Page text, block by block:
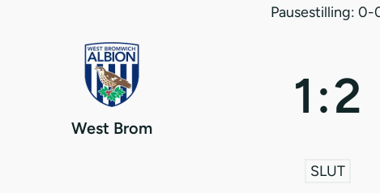
Pausestilling: 0-
West Brom
1:2
SLUT